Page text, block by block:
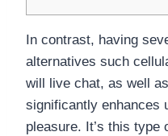
In contrast, having
alternatives such
will live chat, as well
significantly enhances
pleasure. It’s this type